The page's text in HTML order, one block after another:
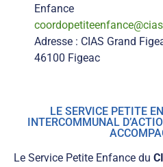
Enfance
Adresse : CIAS Grand
46100 Figeac
LE SERVICE PETITE ENFANCE DU CENTRE
INTERCOMMUNAL
Le Service Petite Enfance du